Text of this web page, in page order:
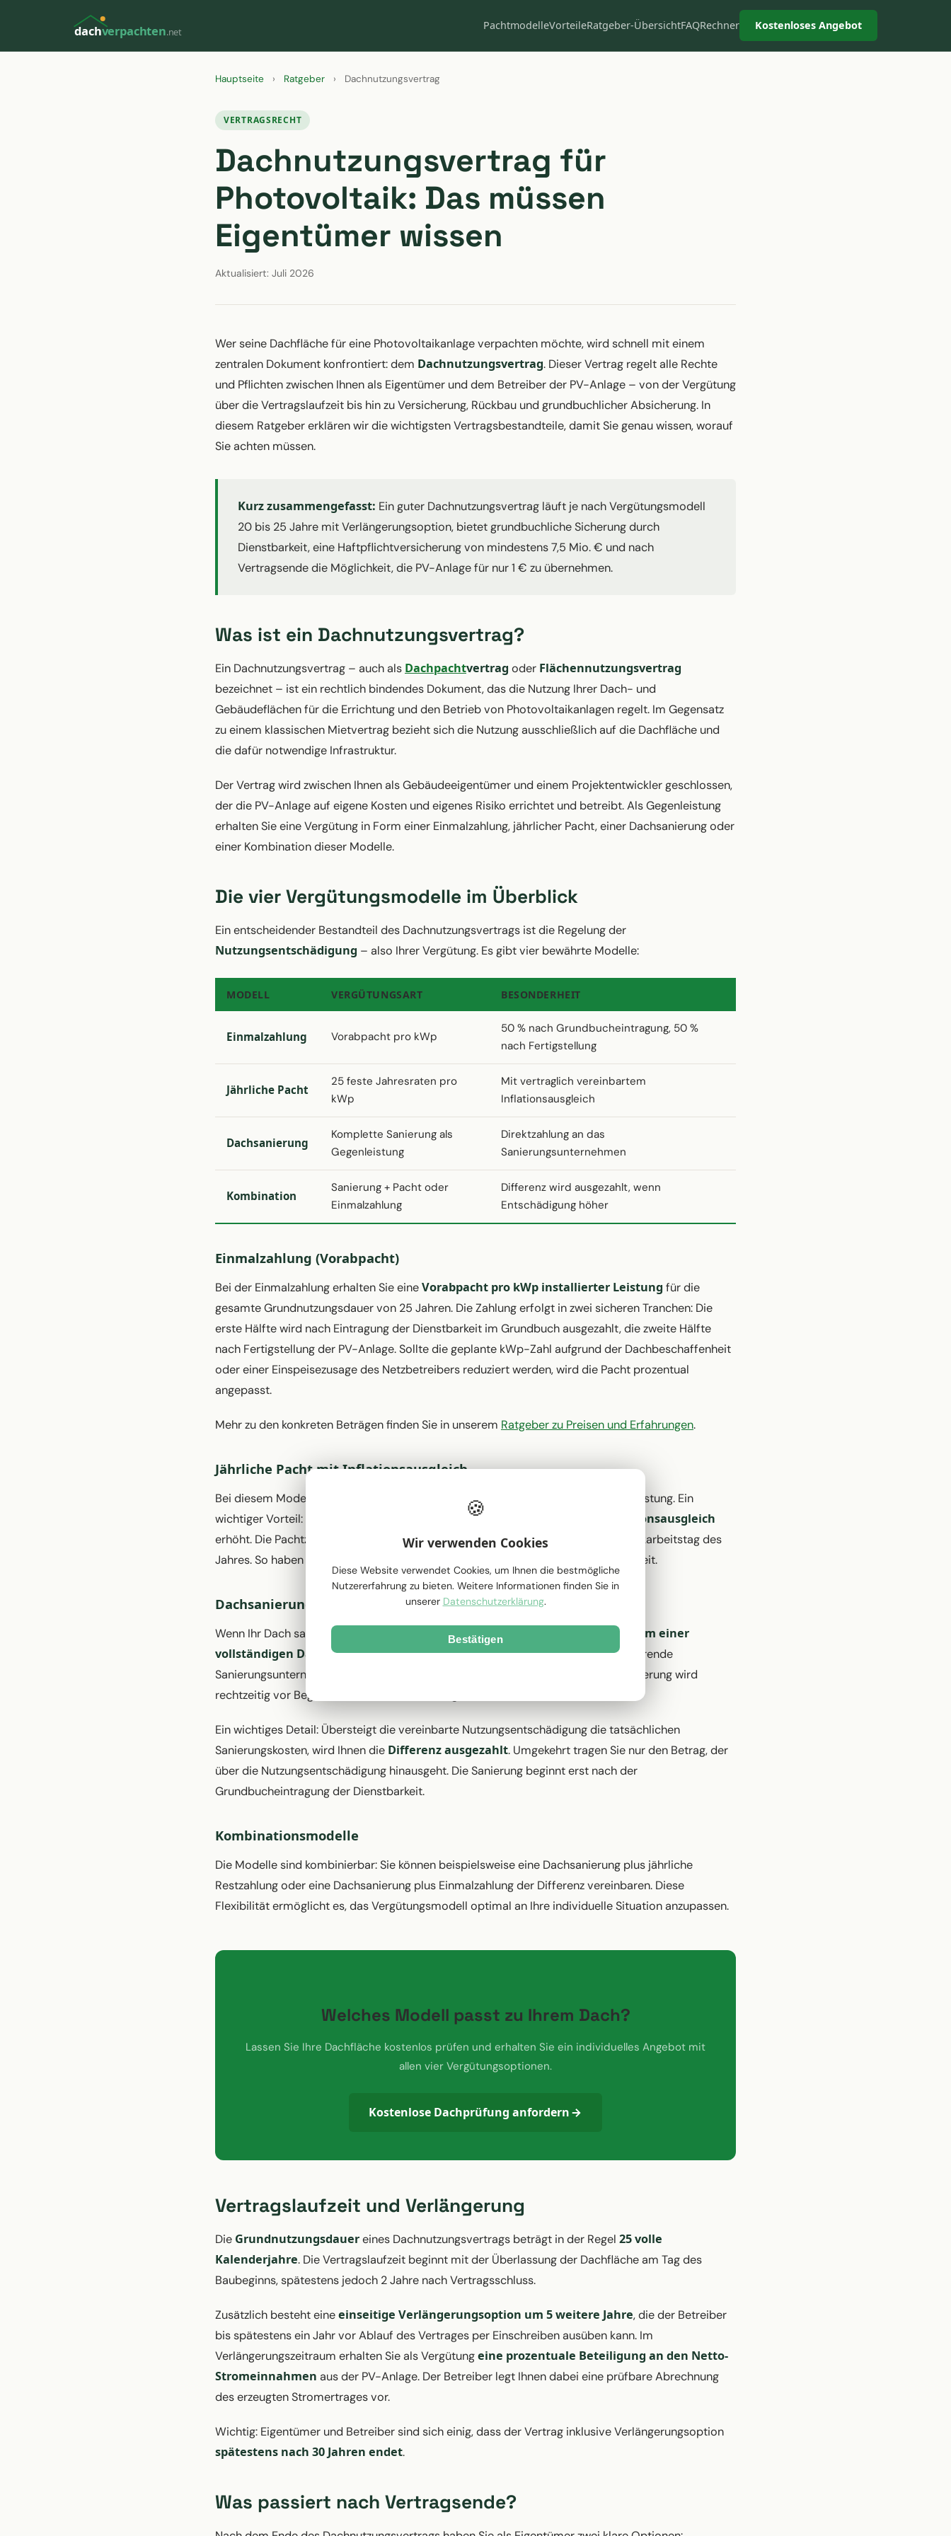
dachverpachten.net PachtmodelleVorteileRatgeber-ÜbersichtFAQRechner Kostenloses Angebot
Hauptseite › Ratgeber › Dachnutzungsvertrag
VERTRAGSRECHT
Dachnutzungsvertrag für
Photovoltaik: Das müssen
Eigentümer wissen
Aktualisiert: Juli 2026
Wer seine Dachfläche für eine Photovoltaikanlage verpachten möchte, wird schnell mit einem
zentralen Dokument konfrontiert: dem Dachnutzungsvertrag. Dieser Vertrag regelt alle Rechte
und Pflichten zwischen Ihnen als Eigentümer und dem Betreiber der PV-Anlage – von der Vergütung
über die Vertragslaufzeit bis hin zu Versicherung, Rückbau und grundbuchlicher Absicherung. In
diesem Ratgeber erklären wir die wichtigsten Vertragsbestandteile, damit Sie genau wissen, worauf
Sie achten müssen.
Kurz zusammengefasst: Ein guter Dachnutzungsvertrag läuft je nach Vergütungsmodell
20 bis 25 Jahre mit Verlängerungsoption, bietet grundbuchliche Sicherung durch
Dienstbarkeit, eine Haftpflichtversicherung von mindestens 7,5 Mio. € und nach
Vertragsende die Möglichkeit, die PV-Anlage für nur 1 € zu übernehmen.
Was ist ein Dachnutzungsvertrag?
Ein Dachnutzungsvertrag – auch als Dachpachtvertrag oder Flächennutzungsvertrag
bezeichnet – ist ein rechtlich bindendes Dokument, das die Nutzung Ihrer Dach- und
Gebäudeflächen für die Errichtung und den Betrieb von Photovoltaikanlagen regelt. Im Gegensatz
zu einem klassischen Mietvertrag bezieht sich die Nutzung ausschließlich auf die Dachfläche und
die dafür notwendige Infrastruktur.
Der Vertrag wird zwischen Ihnen als Gebäudeeigentümer und einem Projektentwickler geschlossen,
der die PV-Anlage auf eigene Kosten und eigenes Risiko errichtet und betreibt. Als Gegenleistung
erhalten Sie eine Vergütung in Form einer Einmalzahlung, jährlicher Pacht, einer Dachsanierung oder
einer Kombination dieser Modelle.
Die vier Vergütungsmodelle im Überblick
Ein entscheidender Bestandteil des Dachnutzungsvertrags ist die Regelung der
Nutzungsentschädigung – also Ihrer Vergütung. Es gibt vier bewährte Modelle:
MODELL VERGÜTUNGSART BESONDERHEIT
Einmalzahlung Vorabpacht pro kWp
50 % nach Grundbucheintragung, 50 %
nach Fertigstellung
Jährliche Pacht
25 feste Jahresraten pro
kWp
Mit vertraglich vereinbartem
Inflationsausgleich
Dachsanierung
Komplette Sanierung als
Gegenleistung
Direktzahlung an das
Sanierungsunternehmen
Kombination
Sanierung + Pacht oder
Einmalzahlung
Differenz wird ausgezahlt, wenn
Entschädigung höher
Einmalzahlung (Vorabpacht)
Bei der Einmalzahlung erhalten Sie eineVorabpacht pro kWp installierter Leistung für die
gesamte Grundnutzungsdauer von 25 Jahren. Die Zahlung erfolgt in zwei sicheren Tranchen: Die
erste Hälfte wird nach Eintragung der Dienstbarkeit im Grundbuch ausgezahlt, die zweite Hälfte
nach Fertigstellung der PV-Anlage. Sollte die geplante kWp-Zahl aufgrund der Dachbeschaffenheit
oder einer Einspeisezusage des Netzbetreibers reduziert werden, wird die Pacht prozentual
angepasst.
Mehr zu den konkreten Beträgen finden Sie in unserem Ratgeber zu Preisen und Erfahrungen.
Jährliche Pacht mit Inflationsausgleich
Bei diesem Modell erhalten Sie 25 feste jährliche Raten
pro kWp installierter Leistung. Ein
wichtiger Vorteil: Die jährliche Rate wird um einen vertraglich festgelegten
Inflationsausgleich
erhöht. Die Pachtzahlung ist jährlich nachträglich fällig, spätestens am letzten Bankarbeitstag des
Jahres. So haben Sie planbare, wertgesicherte Einnahmen über die gesamte Laufzeit.
Dachsanierung als Vergütung
Wenn Ihr Dach sanierungsbedürftig ist, kann die Nutzungsentschädigung in Form einer
vollständigen Dachsanierungerfolgen. Die Kosten werden direkt an das ausführende
Sanierungsunternehmen gezahlt – Sie haben keinen Verwaltungsaufwand. Die Sanierung wird
rechtzeitig vor Beginn der PV-Installation ausgeführt.
Ein wichtiges Detail: Übersteigt die vereinbarte Nutzungsentschädigung die tatsächlichen
Sanierungskosten, wird Ihnen die Differenz ausgezahlt. Umgekehrt tragen Sie nur den Betrag, der
über die Nutzungsentschädigung hinausgeht. Die Sanierung beginnt erst nach der
Grundbucheintragung der Dienstbarkeit.
Kombinationsmodelle
Die Modelle sind kombinierbar: Sie können beispielsweise eine Dachsanierung plus jährliche
Restzahlung oder eine Dachsanierung plus Einmalzahlung der Differenz vereinbaren. Diese
Flexibilität ermöglicht es, das Vergütungsmodell optimal an Ihre individuelle Situation anzupassen.
Welches Modell passt zu Ihrem Dach?
Lassen Sie Ihre Dachfläche kostenlos prüfen und erhalten Sie ein individuelles Angebot mit
allen vier Vergütungsoptionen.
Kostenlose Dachprüfung anfordern
Vertragslaufzeit und Verlängerung
Die Grundnutzungsdauereines Dachnutzungsvertrags beträgt in der Regel 25 volle
Kalenderjahre. Die Vertragslaufzeit beginnt mit der Überlassung der Dachfläche am Tag des
Baubeginns, spätestens jedoch 2 Jahre nach Vertragsschluss.
Zusätzlich besteht eineeinseitige Verlängerungsoption um 5 weitere Jahre, die der Betreiber
bis spätestens ein Jahr vor Ablauf des Vertrages per Einschreiben ausüben kann. Im
Verlängerungszeitraum erhalten Sie als Vergütungeine prozentuale Beteiligung an den Netto-
Stromeinnahmen aus der PV-Anlage. Der Betreiber legt Ihnen dabei eine prüfbare Abrechnung
des erzeugten Stromertrages vor.
Wichtig: Eigentümer und Betreiber sind sich einig, dass der Vertrag inklusive Verlängerungsoption
spätestens nach 30 Jahren endet.
Was passiert nach Vertragsende?
🍪
Wir verwenden Cookies
Diese Website verwendet Cookies, um Ihnen die bestmögliche
Nutzererfahrung zu bieten. Weitere Informationen finden Sie in
unserer Datenschutzerklärung.
Bestätigen